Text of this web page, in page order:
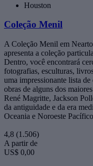
Houston
Coleção Menil
A Coleção Menil em
apresenta a coleção
Dentro, você encontrará
fotografias, esculturas,
uma impressionante lista
obras de alguns dos
René Magritte, Jackson
da antiguidade e da era
Oceania e Noroeste
4,8 (1.506)
A partir de
US$ 0,00